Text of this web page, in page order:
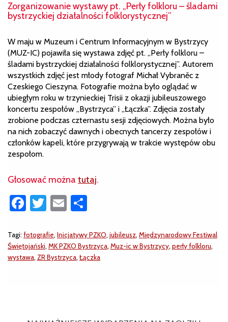
Zorganizowanie wystawy pt. „Perły folkloru – śladami
bystrzyckiej działalności folklorystycznej”
W maju w Muzeum i Centrum Informacyjnym w Bystrzycy
(MUZ-IC) pojawiła się wystawa zdjęć pt. „Perły folkloru –
śladami bystrzyckiej działalności folklorystycznej”. Autorem
wszystkich zdjęć jest młody fotograf Michał Vybraněc z
Czeskiego Cieszyna. Fotografie można było oglądać w
ubiegłym roku w trzynieckiej Trisii z okazji jubileuszowego
koncertu zespołów „Bystrzyca” i „Łączka”. Zdjęcia zostały
zrobione podczas czternastu sesji zdjęciowych. Można było
na nich zobaczyć dawnych i obecnych tancerzy zespołów i
członków kapeli, które przygrywają w trakcie występów obu
zespołom.
Głosować można tutaj.
Facebook
Twitter
Email
Tagi: fotografie, Inicjatywy PZKO, jubileusz, Międzynarodowy Festiwal
Świętojański, MK PZKO Bystrzyca, Muz-ic w Bystrzycy, perły folkloru,
wystawa, ZR Bystrzyca, Łączka